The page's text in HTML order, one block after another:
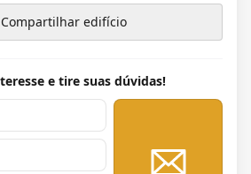
Compartilhar edifício
e tire suas dúvidas!